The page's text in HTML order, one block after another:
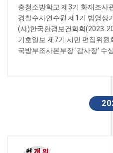
충청소방학교 제3기 화재조사
경찰수사연수원 제1기 법영상
(사)한국환경보건학회(2023-
기호일보 제7기 시민 편집위원
국방부조사본부장 '감사장' 수